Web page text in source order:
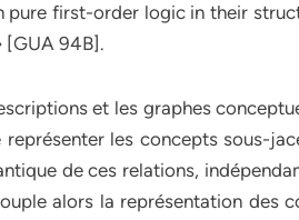
pure first-order logic in their
[GUA 94B].
et les graphes
les concepts sous-
de ces relations,
alors la représentation des